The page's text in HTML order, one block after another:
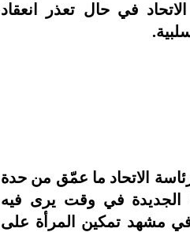
في حال تعذر انعقاد
الاتحاد ما عمّق من حدة
الجديدة في وقت يرى فيه
مشهد تمكين المرأة على